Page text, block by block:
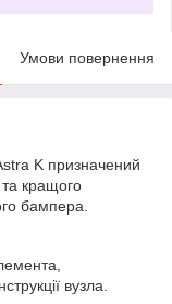
Умови повернення
K призначений
та кращого
бампера.
вузла.